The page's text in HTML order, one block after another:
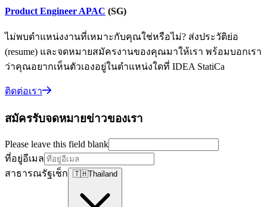
Product Engineer APAC (SG)
ไม่พบตำแหน่งงานที่เหมาะกับคุณใช่หรือไม่? ส่งประวัติย่อ
(resume) และจดหมายสมัครงานของคุณมาให้เรา พร้อมบอกเรา
ว่าคุณอยากเห็นตัวเองอยู่ในตำแหน่งใดที่ IDEA StatiCa
ติดต่อเรา
สมัครรับจดหมายข่าวของเรา
Please leave this field blank
ที่อยู่อีเมล
สาธารณรัฐเช็ก 🇹🇭Thailand